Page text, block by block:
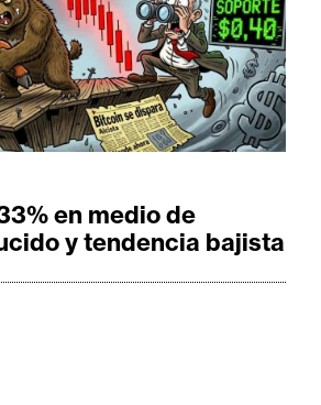
en medio de
y tendencia bajista